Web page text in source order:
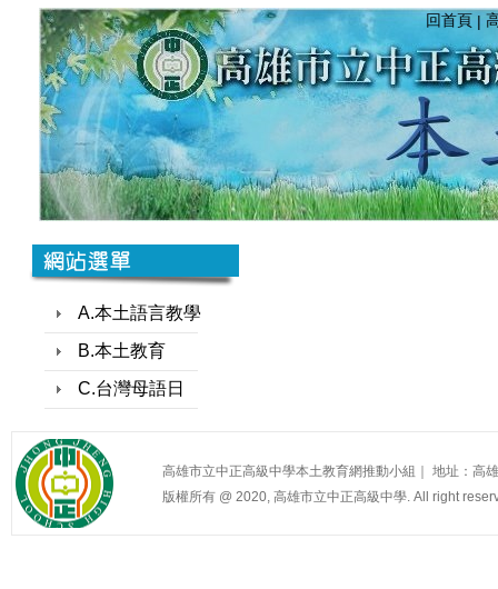
回首頁 |
A.本土語言教學
B.本土教育
C.台灣母語日
高雄市立中正高級中學本土教育網推動小組｜ 地址：
版權所有 @ 2020, 高雄市立中正高級中學. All right